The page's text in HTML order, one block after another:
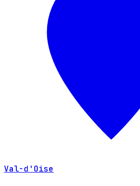
Val-d'Oise